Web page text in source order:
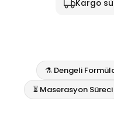
Kargo
⚗️ Dengeli
⏳ Maserasyon Süreci